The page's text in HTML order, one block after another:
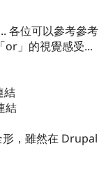
各位可以參考參考
or」的視覺感受...
結
結
，雖然在 Drupal